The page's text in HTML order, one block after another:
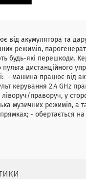
від акумулятора та
режимів,
будь-які перешкоди.
дистанційного
- машина працює від
керування 2.4 GHz
праворуч, у
музичних режимів, а
- обертається на